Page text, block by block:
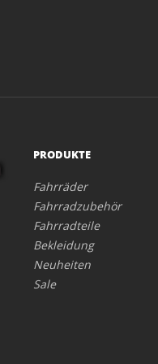
PRODUKTE
Fahrräder
Fahrradzubehör
Fahrradteile
Bekleidung
Neuheiten
Sale